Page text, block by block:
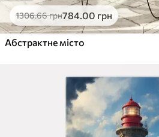
1306.66грн784.00 грн
Абстрактне місто